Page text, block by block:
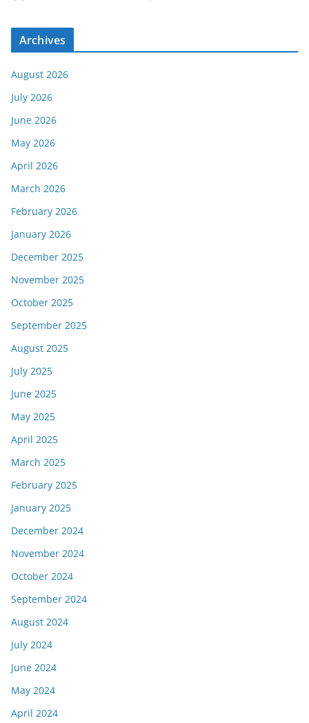
Archives
August 2026
July 2026
June 2026
May 2026
April 2026
March 2026
February 2026
January 2026
December 2025
November 2025
October 2025
September 2025
August 2025
July 2025
June 2025
May 2025
April 2025
March 2025
February 2025
January 2025
December 2024
November 2024
October 2024
September 2024
August 2024
July 2024
June 2024
May 2024
April 2024